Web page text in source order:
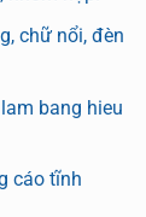
chữ nổi, đèn
bang hieu
cáo tĩnh